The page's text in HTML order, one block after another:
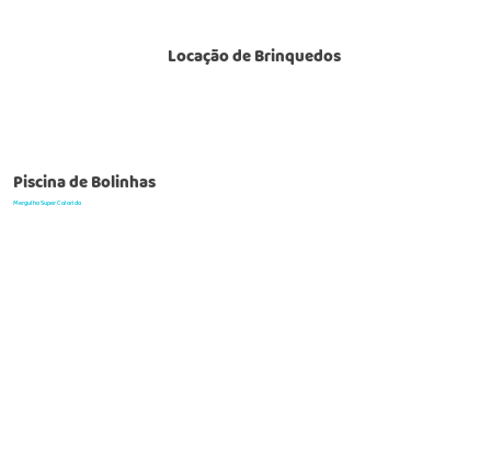
Locação de Brinquedos
Piscina de Bolinhas
Mergulho Super Colorido